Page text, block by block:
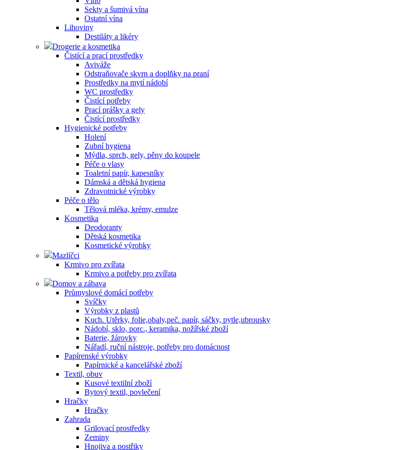
Sekty a šumivá vína
Ostatní vína
Lihoviny
Destiláty a likéry
Drogerie a kosmetika
Čistící a prací prostředky
Aviváže
Odstraňovače skvrn a doplňky na praní
Prostředky na mytí nádobí
WC prostředky
Čistící potřeby
Prací prášky a gely
Čistící prostředky
Hygienické potřeby
Holení
Zubní hygiena
Mýdla, sprch, gely, pěny do koupele
Péče o vlasy
Toaletní papír, kapesníky
Dámská a dětská hygiena
Zdravotnické výrobky
Péče o tělo
Tělová mléka, krémy, emulze
Kosmetika
Deodoranty
Dětská kosmetika
Kosmetické výrobky
Mazlíčci
Krmivo pro zvířata
Krmivo a potřeby pro zvířata
Domov a zábava
Průmyslové domácí potřeby
Svíčky
Výrobky z plastů
Kuch. Utěrky, folie,obaly,peč. papír, sáčky, pytle,ubrousky
Nádobí, sklo, porc., keramika, nožířské zboží
Baterie, žárovky
Nářadí, ruční nástroje, potřeby pro domácnost
Papírenské výrobky
Papírnické a kancelářské zboží
Textil, obuv
Kusové textilní zboží
Bytový textil, povlečení
Hračky
Hračky
Zahrada
Grilovací prostředky
Zeminy
Hnojiva a postřiky